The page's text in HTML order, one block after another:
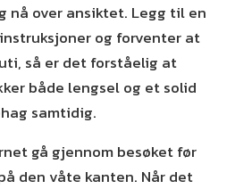
nå over ansiktet. Legg til en
og forventer at
så er det forståelig at
både lengsel og et solid
samtidig.
gå gjennom besøket før
den våte kanten. Når det